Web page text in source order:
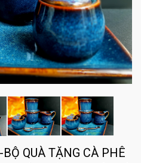
QUÀ TẶNG CÀ PHÊ